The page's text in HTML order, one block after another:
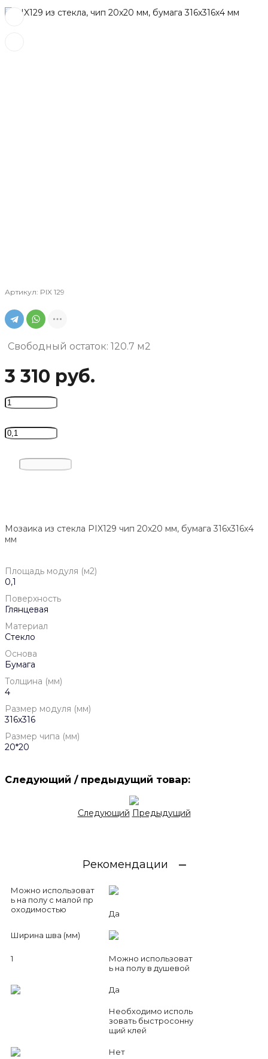
Артикул: PIX 129
Свободный остаток: 120.7 м2
3 310 руб.
Мозаика из стекла PIX129 чип 20x20 мм, бумага 316х316х4
мм
Площадь модуля (м2)
0,1
Поверхность
Глянцевая
Материал
Стекло
Основа
Бумага
Толщина (мм)
4
Размер модуля (мм)
316х316
Размер чипа (мм)
20*20
Следующий / предыдущий товар:
Следующий Предыдущий
Рекомендации
Можно использоват
ь на полу с малой пр
оходимостью
Да
Ширина шва (мм)
1
Можно использоват
ь на полу в душевой
Да
Необходимо исполь
зовать быстросонну
щий клей
Нет